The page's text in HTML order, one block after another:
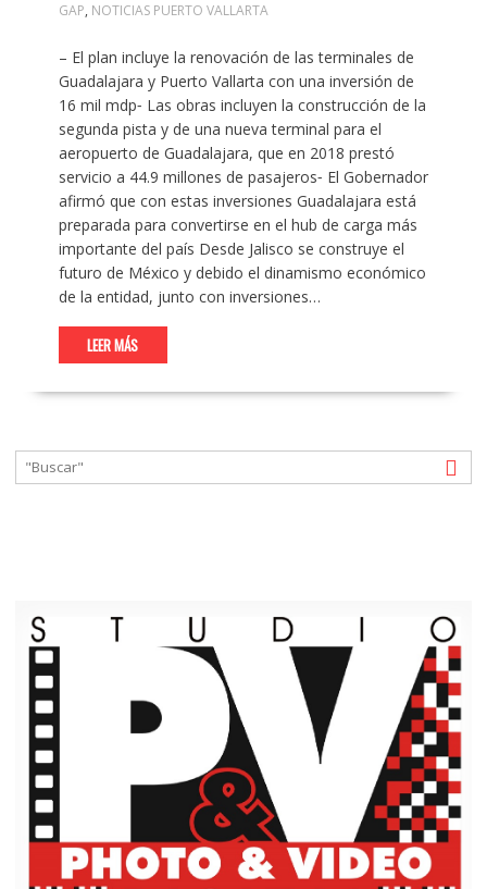
GAP, NOTICIAS PUERTO VALLARTA
– El plan incluye la renovación de las terminales de
Guadalajara y Puerto Vallarta con una inversión de
16 mil mdp⁃ Las obras incluyen la construcción de la
segunda pista y de una nueva terminal para el
aeropuerto de Guadalajara, que en 2018 prestó
servicio a 44.9 millones de pasajeros⁃ El Gobernador
afirmó que con estas inversiones Guadalajara está
preparada para convertirse en el hub de carga más
importante del país Desde Jalisco se construye el
futuro de México y debido el dinamismo económico
de la entidad, junto con inversiones…
LEER MÁS